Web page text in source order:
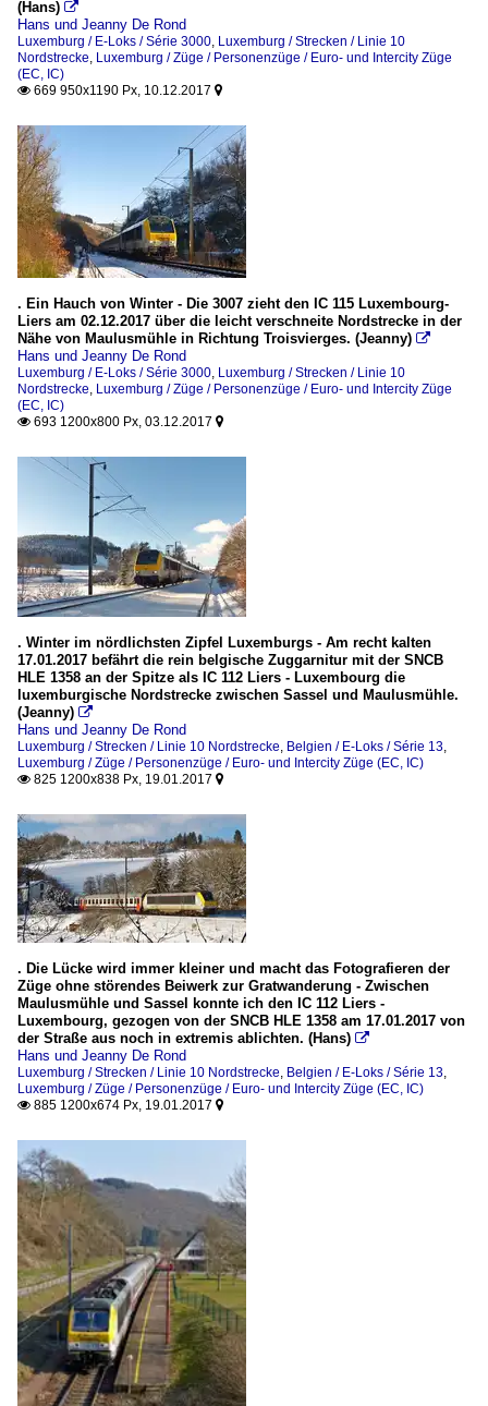
(Hans) 
Hans und Jeanny De Rond
Luxemburg / E-Loks / Série 3000 Luxemburg / Strecken / Linie 10
Nordstrecke Luxemburg / Züge / Personenzüge / Euro- und Intercity Züge
(EC, IC)
 669 950x1190 Px, 10.12.2017 
. Ein Hauch von Winter - Die 3007 zieht den IC 115 Luxembourg-
Liers am 02.12.2017 über die leicht verschneite Nordstrecke in der
Nähe von Maulusmühle in Richtung Troisvierges. (Jeanny) 
Hans und Jeanny De Rond
Luxemburg / E-Loks / Série 3000 Luxemburg / Strecken / Linie 10
Nordstrecke Luxemburg / Züge / Personenzüge / Euro- und Intercity Züge
(EC, IC)
 693 1200x800 Px, 03.12.2017 
. Winter im nördlichsten Zipfel Luxemburgs - Am recht kalten
17.01.2017 befährt die rein belgische Zuggarnitur mit der SNCB
HLE 1358 an der Spitze als IC 112 Liers - Luxembourg die
luxemburgische Nordstrecke zwischen Sassel und Maulusmühle.
(Jeanny) 
Hans und Jeanny De Rond
Luxemburg / Strecken / Linie 10 Nordstrecke Belgien / E-Loks / Série 13
Luxemburg / Züge / Personenzüge / Euro- und Intercity Züge (EC, IC)
 825 1200x838 Px, 19.01.2017 
. Die Lücke wird immer kleiner und macht das Fotografieren der
Züge ohne störendes Beiwerk zur Gratwanderung - Zwischen
Maulusmühle und Sassel konnte ich den IC 112 Liers -
Luxembourg, gezogen von der SNCB HLE 1358 am 17.01.2017 von
der Straße aus noch in extremis ablichten. (Hans) 
Hans und Jeanny De Rond
Luxemburg / Strecken / Linie 10 Nordstrecke Belgien / E-Loks / Série 13
Luxemburg / Züge / Personenzüge / Euro- und Intercity Züge (EC, IC)
 885 1200x674 Px, 19.01.2017 